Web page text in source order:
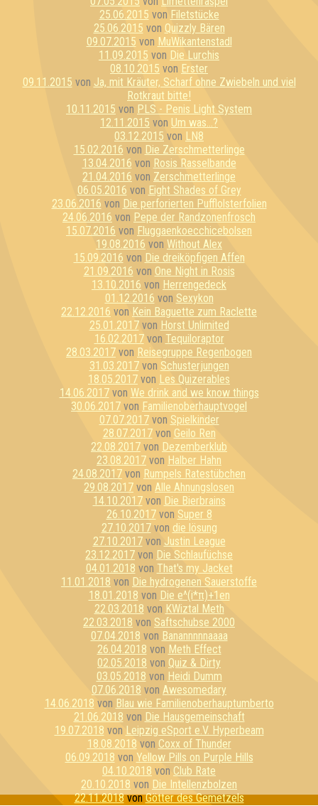
25.06.2015 von Filetstücke
25.06.2015 von Quizzly Bären
09.07.2015 von MuWikantenstadl
11.09.2015 von Die Lurchis
08.10.2015 von Erster
09.11.2015 von Ja, mit Kräuter, Scharf ohne Zwiebeln und viel
Rotkraut bitte!
10.11.2015 von PLS - Penis Light System
12.11.2015 von Um was...?
03.12.2015 von LN8
15.02.2016 von Die Zerschmetterlinge
13.04.2016 von Rosis Rasselbande
21.04.2016 von Zerschmetterlinge
06.05.2016 von Eight Shades of Grey
23.06.2016 von Die perforierten Pufflolsterfolien
24.06.2016 von Pepe der Randzonenfrosch
15.07.2016 von Fluggaenkoecchicebolsen
19.08.2016 von Without Alex
15.09.2016 von Die dreiköpfigen Affen
21.09.2016 von One Night in Rosis
13.10.2016 von Herrengedeck
01.12.2016 von Sexykon
22.12.2016 von Kein Baguette zum Raclette
25.01.2017von Horst Unlimited
16.02.2017von Tequiloraptor
28.03.2017 von Reisegruppe Regenbogen
31.03.2017von Schusterjungen
18.05.2017 von Les Quizerables
14.06.2017von We drink and we know things
30.06.2017 von Familienoberhauptvogel
07.07.2017von Spielkinder
28.07.2017von Geilo Ren
22.08.2017 von Dezemberklub
23.08.2017 von Halber Hahn
24.08.2017 von Rumpels Ratestübchen
29.08.2017 von Alle Ahnungslosen
14.10.2017von Die Bierbrains
26.10.2017von Super 8
27.10.2017von die lösung
27.10.2017von Justin League
23.12.2017 von Die Schlaufüchse
04.01.2018 von That's my Jacket
11.01.2018 von Die hydrogenen Sauerstoffe
18.01.2018 von Die e^(i*π)+1en
22.03.2018 von KWiztal Meth
22.03.2018 von Saftschubse 2000
07.04.2018 von Banannnnnaaaa
26.04.2018 von Meth Effect
02.05.2018 von Quiz & Dirty
03.05.2018 von Heidi Dumm
07.06.2018 von Awesomedary
14.06.2018 von Blau wie Familienoberhauptumberto
21.06.2018 von Die Hausgemeinschaft
19.07.2018 von Leipzig eSport e.V. Hyperbeam
18.08.2018 von Coxx of Thunder
06.09.2018 von Yellow Pills on Purple Hills
04.10.2018 von Club Rate
20.10.2018 von Die Intellenzbolzen
22.11.2018vonGötter des Gemetzels